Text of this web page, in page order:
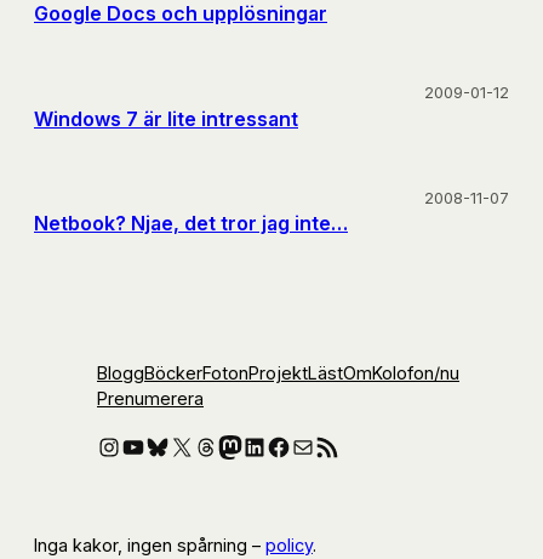
Google Docs och upplösningar
Windows 7 är lite intressant
2009-01-12
Netbook? Njae, det tror jag inte…
2008-11-07
BloggBöckerFotonProjektLästOmKolofon/nu
Prenumerera
Instagram
YouTube
Bluesky
X Threads
Mastodon
LinkedIn
Facebook
E-postRSS-flöde
Inga kakor, ingen spårning – policy.